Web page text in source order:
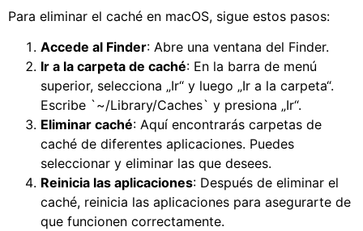
Para eliminar el caché en macOS, sigue estos pasos:
Accede al Finder: Abre una ventana del Finder.
Ir a la carpeta de caché: En la barra de menú
superior, selecciona „Ir“ y luego „Ir a la carpeta“.
Escribe `~/Library/Caches` y presiona „Ir“.
Eliminar caché: Aquí encontrarás carpetas de
caché de diferentes aplicaciones. Puedes
seleccionar y eliminar las que desees.
Reinicia las aplicaciones: Después de eliminar el
caché, reinicia las aplicaciones para asegurarte de
que funcionen correctamente.